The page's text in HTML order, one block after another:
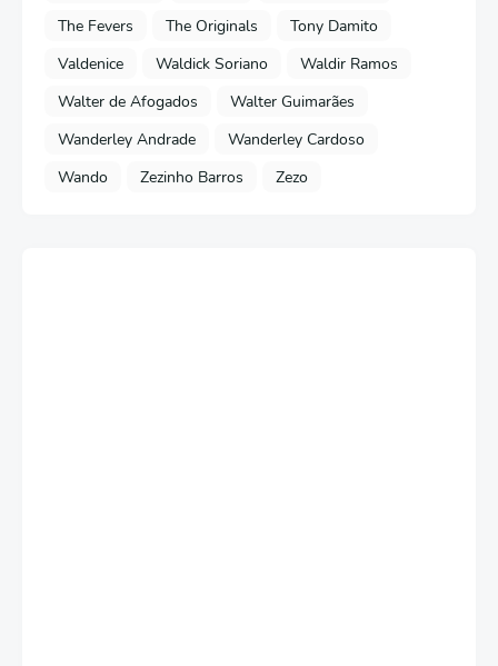
The Fevers
The Originals
Tony Damito
Valdenice
Waldick Soriano
Waldir Ramos
Walter de Afogados
Walter Guimarães
Wanderley Andrade
Wanderley Cardoso
Wando
Zezinho Barros Zezo